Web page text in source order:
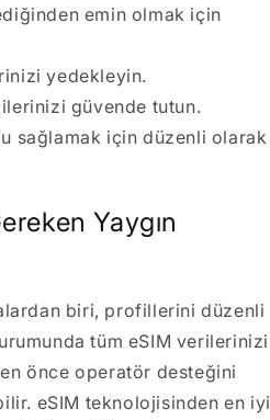
emin olmak için
yedekleyin.
güvende tutun.
sağlamak için düzenli olarak
Yaygın
biri, profillerini düzenli
tüm eSIM verilerinizi
önce operatör desteğini
eSIM teknolojisinden en iyi